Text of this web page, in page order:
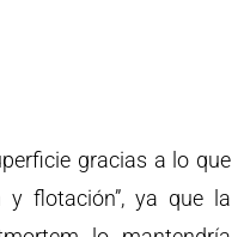
gracias a lo que
y flotación”, ya que la